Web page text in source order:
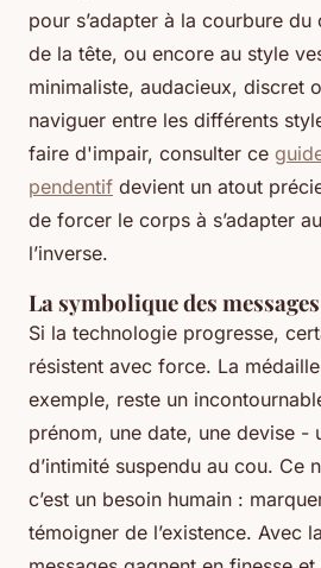
pour s’adapter à la courbure du
de la tête, ou encore au style
minimaliste, audacieux, discret
naviguer entre les différents
faire d'impair, consulter ce
pendentif devient un atout
de forcer le corps à s’adapter
l’inverse.
La symbolique des
Si la technologie progresse,
résistent avec force. La
exemple, reste un
prénom, une date, une devise -
d’intimité suspendu au cou. Ce
c’est un besoin humain :
témoigner de l’existence. Avec